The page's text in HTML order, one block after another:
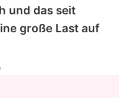
und das seit
große Last auf